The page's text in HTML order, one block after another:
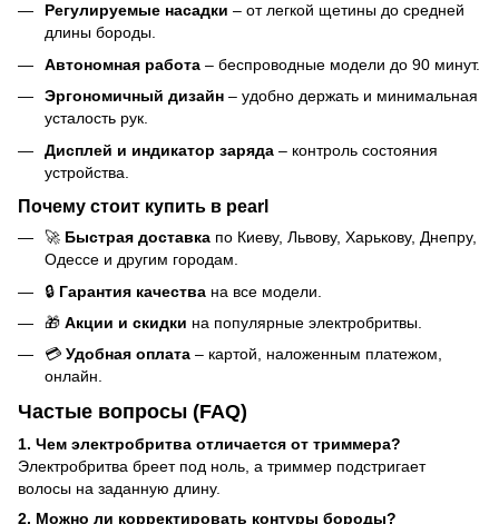
Регулируемые насадки – от легкой щетины до средней
длины бороды.
Автономная работа – беспроводные модели до 90 минут.
Эргономичный дизайн – удобно держать и минимальная
усталость рук.
Дисплей и индикатор заряда – контроль состояния
устройства.
Почему стоит купить в pearl
🚀 Быстрая доставка по Киеву, Львову, Харькову, Днепру,
Одессе и другим городам.
🔒 Гарантия качества на все модели.
🎁 Акции и скидки на популярные электробритвы.
💳 Удобная оплата – картой, наложенным платежом,
онлайн.
Частые вопросы (FAQ)
1. Чем электробритва отличается от триммера?
Электробритва бреет под ноль, а триммер подстригает
волосы на заданную длину.
2. Можно ли корректировать контуры бороды?